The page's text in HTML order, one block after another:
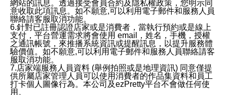
網站的訊息。透過接受會員合約及隱私權政策，您明示同
意收取此項訊息。如不願意,可以利用電子郵件和服務人員
聯絡請客服取消功能。
6.針對已註冊認證店家或是消費者，當執行預約或是線上
支付，平台營運需求將會使用 email，姓名，手機，授權
之通訊帳號，來推播系統資訊或提醒訊息，以提升服務體
驗價值。如不願意,可以利用電子郵件和服務人員聯絡請客
服取消功能。
7.店家端服務人員資料 (舉例拍照或是地理資訊) 同意僅提
供所屬店家管理人員可以使用消費者的作品集資料和員工
打卡個人圖像行為。本公司及ezPretty平台不會做任何使
用。